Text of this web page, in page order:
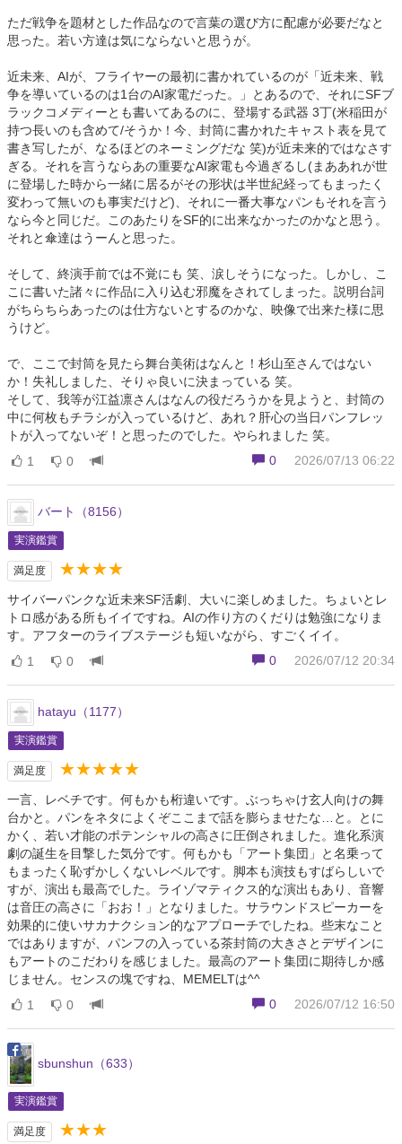
ただ戦争を題材とした作品なので言葉の選び方に配慮が必要だなと
思った。若い方達は気にならないと思うが。
近未来、AIが、フライヤーの最初に書かれているのが「近未来、戦
争を導いているのは1台のAI家電だった。」とあるので、それにSFブ
ラックコメディーとも書いてあるのに、登場する武器 3丁(米稲田が
持つ長いのも含めて/そうか！今、封筒に書かれたキャスト表を見て
書き写したが、なるほどのネーミングだな 笑)が近未来的ではなさす
ぎる。それを言うならあの重要なAI家電も今過ぎるし(まああれが世
に登場した時から一緒に居るがその形状は半世紀経ってもまったく
変わって無いのも事実だけど)、それに一番大事なパンもそれを言う
なら今と同じだ。このあたりをSF的に出来なかったのかなと思う。
それと傘達はうーんと思った。
そして、終演手前では不覚にも 笑、涙しそうになった。しかし、こ
こに書いた諸々に作品に入り込む邪魔をされてしまった。説明台詞
がちらちらあったのは仕方ないとするのかな、映像で出来た様に思
うけど。
で、ここで封筒を見たら舞台美術はなんと！杉山至さんではない
か！失礼しました、そりゃ良いに決まっている 笑。
そして、我等が江益凛さんはなんの役だろうかを見ようと、封筒の
中に何枚もチラシが入っているけど、あれ？肝心の当日パンフレッ
トが入ってないぞ！と思ったのでした。やられました 笑。
0
2026/07/13 06:22
1 0
バート（8156）
実演鑑賞
満足度 ★★★★
サイバーパンクな近未来SF活劇、大いに楽しめました。ちょいとレ
トロ感がある所もイイですね。AIの作り方のくだりは勉強になりま
す。アフターのライブステージも短いながら、すごくイイ。
0
2026/07/12 20:34
1 0
hatayu（1177）
実演鑑賞
満足度 ★★★★★
一言、レベチです。何もかも桁違いです。ぶっちゃけ玄人向けの舞
台かと。パンをネタによくぞここまで話を膨らませたな…と。とに
かく、若い才能のポテンシャルの高さに圧倒されました。進化系演
劇の誕生を目撃した気分です。何もかも「アート集団」と名乗って
もまったく恥ずかしくないレベルです。脚本も演技もすばらしいで
すが、演出も最高でした。ライゾマティクス的な演出もあり、音響
は音圧の高さに「おお！」となりました。サラウンドスピーカーを
効果的に使いサカナクション的なアプローチでしたね。些末なこと
ではありますが、パンフの入っている茶封筒の大きさとデザインに
もアートのこだわりを感じました。最高のアート集団に期待しか感
じません。センスの塊ですね、MEMELTは^^
0
2026/07/12 16:50
1 0
sbunshun（633）
実演鑑賞
満足度 ★★★